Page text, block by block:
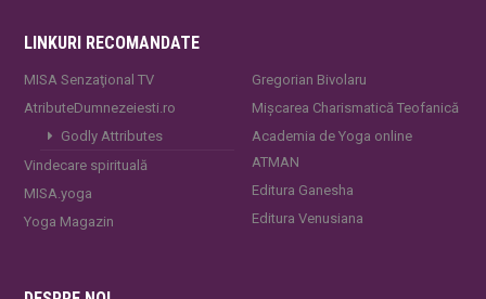
LINKURI RECOMANDATE
MISA Senzaţional TV
AtributeDumnezeiesti.ro
Godly Attributes
Vindecare spirituală
MISA.yoga
Yoga Magazin
Gregorian Bivolaru
Mișcarea Charismatică Teofanică
Academia de Yoga online
ATMAN
Editura Ganesha
Editura Venusiana